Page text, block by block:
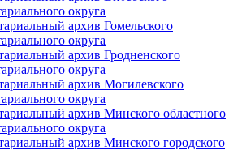
округа
архив Гомельского
округа
архив Гродненского
округа
архив Могилевского
округа
архив Минского областного
округа
архив Минского городского